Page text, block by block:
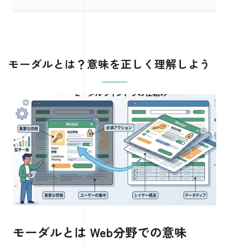
モーダルとは？意味を正しく理解しよう
モーダルとは Web分野での意味